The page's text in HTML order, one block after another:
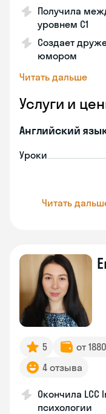
Получила
уровнем C1
Создает
юмором
Читать дальше
Услуги и
Английский
Уроки
Читать
5 от
4 отзыва
Окончила
психологии